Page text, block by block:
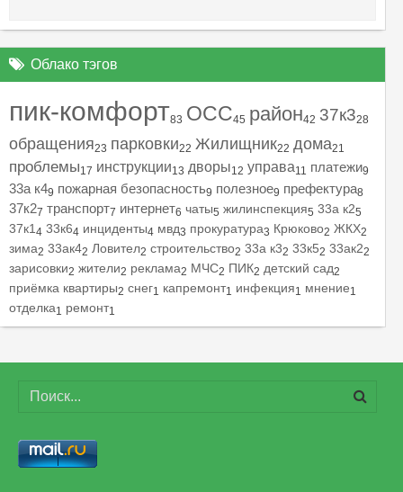
Облако тэгов
пик-комфорт83 ОСС45 район42 37к328
обращения23 парковки22 Жилищник22 дома21
проблемы17 инструкции13 дворы12 управа11 платежи9
33а к49 пожарная безопасность9 полезное9 префектура8
37к27 транспорт7 интернет6 чаты5 жилинспекция5 33а к25
37к1 4 33к64 инциденты4 мвд3 прокуратура3 Крюково2 ЖКХ2
зима2 33ак42 Ловител2 строительство2 33а к32 33к52 33ак22
зарисовки2 жители2 реклама2 МЧС2 ПИК2 детский сад2
приёмка квартиры2 снег1 капремонт1 инфекция1 мнение1
отделка1 ремонт1